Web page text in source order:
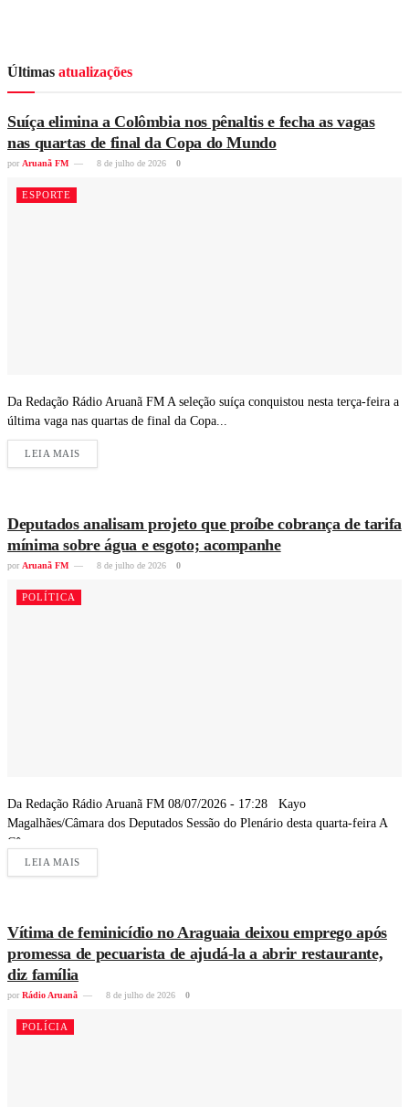
Últimas atualizações
Suíça elimina a Colômbia nos pênaltis e fecha as vagas
nas quartas de final da Copa do Mundo
por Aruanã FM 8 de julho de 2026 0
ESPORTE
Da Redação Rádio Aruanã FM A seleção suíça conquistou nesta terça-feira a
última vaga nas quartas de final da Copa...
LEIA MAIS
Deputados analisam projeto que proíbe cobrança de tarifa
mínima sobre água e esgoto; acompanhe
por Aruanã FM 8 de julho de 2026 0
POLÍTICA
Da Redação Rádio Aruanã FM 08/07/2026 - 17:28 Kayo
Magalhães/Câmara dos Deputados Sessão do Plenário desta quarta-feira A
Câmara...
LEIA MAIS
Vítima de feminicídio no Araguaia deixou emprego após
promessa de pecuarista de ajudá-la a abrir restaurante,
diz família
por Rádio Aruanã 8 de julho de 2026 0
POLÍCIA